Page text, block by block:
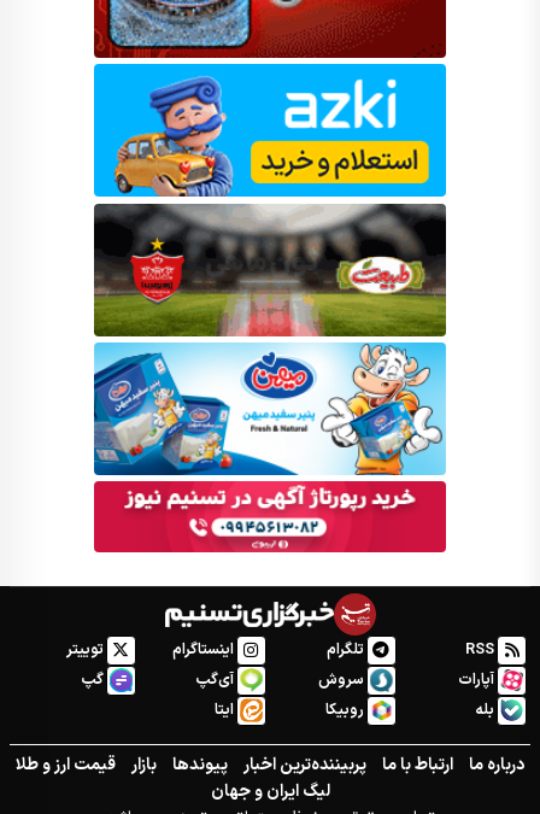
RSS تلگرام اینستاگرام
توییتر
آپارات
سروش آی‌گپ
گپ
بله
روبیکا ایتا
درباره ما ارتباط با ما پربیننده‌ترین اخبار پیوندها بازار
قیمت ارز و طلا
لیگ ایران و جهان